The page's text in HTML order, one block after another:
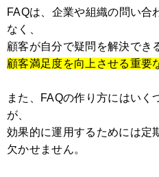
FAQは、企業や組織の問い合
なく、
顧客が自分で疑問を解決でき
顧客満足度を向上させる重要
また、FAQの作り方にはいく
が、
効果的に運用するためには定
欠かせません。